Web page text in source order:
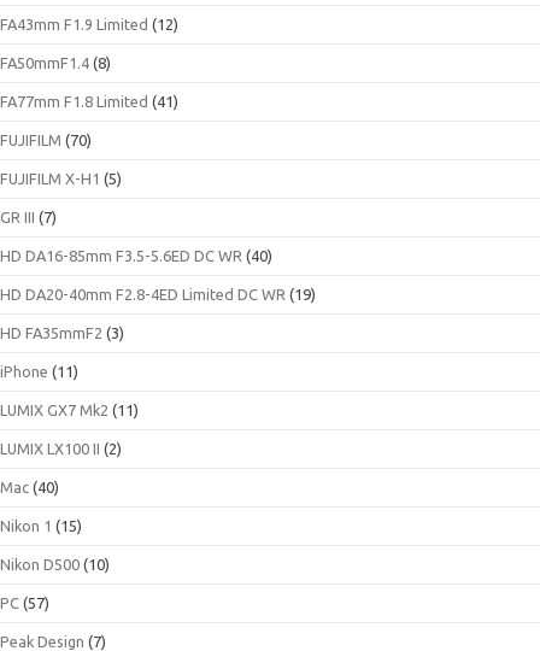
FA43mm F1.9 Limited (12)
FA50mmF1.4 (8)
FA77mm F1.8 Limited (41)
FUJIFILM (70)
FUJIFILM X-H1 (5)
GR III (7)
HD DA16-85mm F3.5-5.6ED DC WR (40)
HD DA20-40mm F2.8-4ED Limited DC WR (19)
HD FA35mmF2 (3)
iPhone (11)
LUMIX GX7 Mk2 (11)
LUMIX LX100 II (2)
Mac (40)
Nikon 1 (15)
Nikon D500 (10)
PC (57)
Peak Design (7)